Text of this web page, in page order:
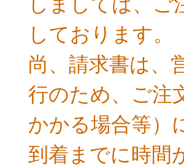
しております。
尚、請求書は、
行のため、ご注
かかる場合等）
到着までに時間